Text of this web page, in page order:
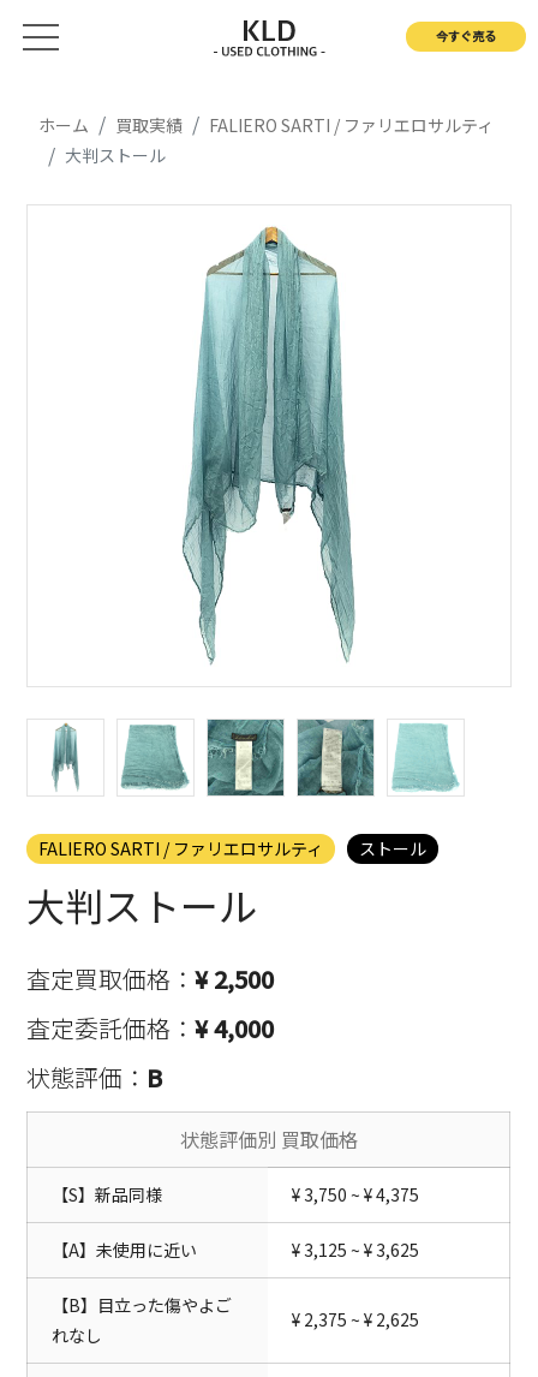
今すぐ売る
ホーム 買取実績
FALIERO SARTI / ファリエロサルティ
大判ストール
FALIERO SARTI / ファリエロサルティ ストール
大判ストール
査定買取価格：¥ 2,500
査定委託価格：¥ 4,000
状態評価： B
状態評価別 買取価格
【S】新品同様 ¥ 3,750 ~ ¥ 4,375
【A】未使用に近い ¥ 3,125 ~ ¥ 3,625
【B】目立った傷やよご
れなし
¥ 2,375 ~ ¥ 2,625